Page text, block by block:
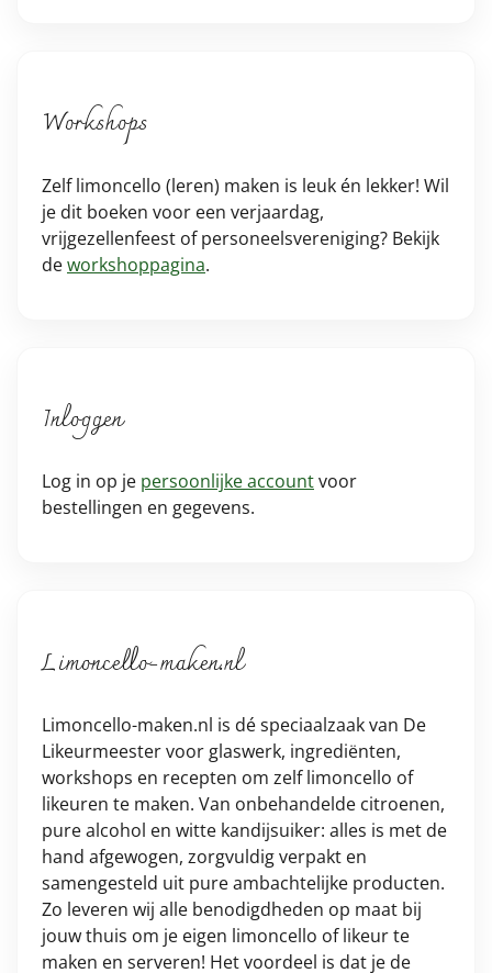
Workshops
Zelf limoncello (leren) maken is leuk én lekker! Wil
je dit boeken voor een verjaardag,
vrijgezellenfeest of personeelsvereniging? Bekijk
deworkshoppagina.
Inloggen
Log in op je persoonlijke accountvoor
bestellingen en gegevens.
Limoncello-maken.nl
Limoncello-maken.nl is dé speciaalzaak van De
Likeurmeester voor glaswerk, ingrediënten,
workshops en recepten om zelf limoncello of
likeuren te maken. Van onbehandelde citroenen,
pure alcohol en witte kandijsuiker: alles is met de
hand afgewogen, zorgvuldig verpakt en
samengesteld uit pure ambachtelijke producten.
Zo leveren wij alle benodigdheden op maat bij
jouw thuis om je eigen limoncello of likeur te
maken en serveren! Het voordeel is dat je de